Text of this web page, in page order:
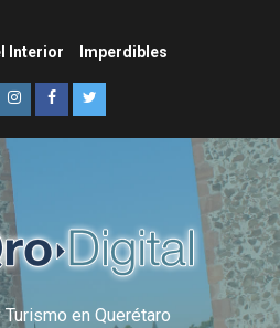
Interior Imperdibles
Turismo en Querétaro